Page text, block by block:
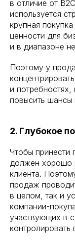
в отличие от
используется
крупная
ценности для
и в диапазоне
Поэтому у
и
повысить шансы
2. Глубокое
Чтобы принести
должен хорошо
клиента.
продаж
в целом, так и
компании-
участвующих в
контролировать